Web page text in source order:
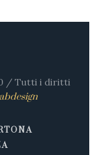
/ Tutti i diritti